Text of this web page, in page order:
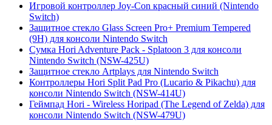
Игровой контроллер Joy-Con красный синий (Nintendo
Switch)
Защитное стекло Glass Screen Pro+ Premium Tempered
(9H) для консоли Nintendo Switch
Сумка Hori Adventure Pack - Splatoon 3 для консоли
Nintendo Switch (NSW-425U)
Защитное стекло Artplays для Nintendo Switch
Контроллеры Hori Split Pad Pro (Lucario & Pikachu) для
консоли Nintendo Switch (NSW-414U)
Геймпад Hori - Wireless Horipad (The Legend of Zelda) для
консоли Nintendo Switch (NSW-479U)